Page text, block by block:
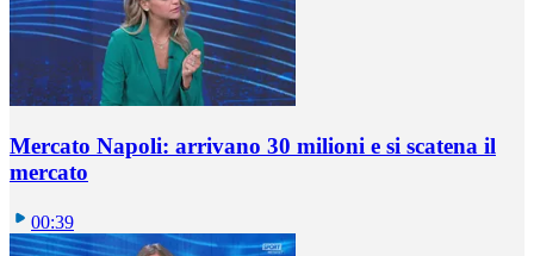
Mercato Napoli: arrivano 30 milioni e si scatena il
mercato
00:39